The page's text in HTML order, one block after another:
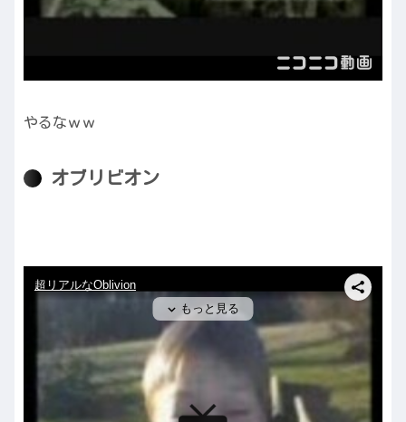
やるなｗｗ
オブリビオン